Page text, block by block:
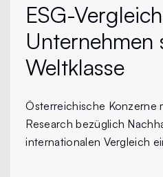
ESG-Vergleich
Unternehmen
Weltklasse
Österreichische Konzerne
Research bezüglich
internationalen Vergleich